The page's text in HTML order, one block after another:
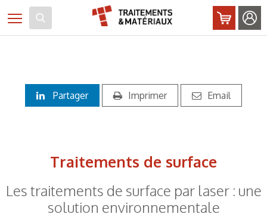
Toggle navigation
Partager Imprimer Email
Traitements de surface
Les traitements de surface par laser : une
solution environnementale
Panneau de gestion des cookies